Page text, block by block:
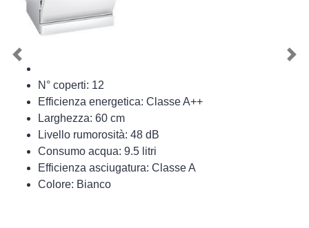
N° coperti: 12
Efficienza energetica: Classe A++
Larghezza: 60 cm
Livello rumorosità: 48 dB
Consumo acqua: 9.5 litri
Efficienza asciugatura: Classe A
Colore: Bianco
Previous